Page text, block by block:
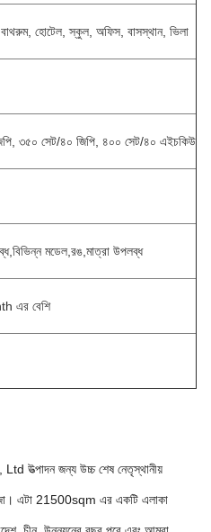
হোটেল, স্কুল, অফিস, বাসস্থান, ভিলা
৩৫০ সেট/৪০ জিপি, ৪০০ সেট/৪০ এইচকিউ
মডেল,রঙ,মাত্রা উপলব্ধ
এর বেশি
উত্পাদন জন্য উচ্চ শেষ নেতৃস্থানীয়
এটা 21500sqm এর একটি এলাকা